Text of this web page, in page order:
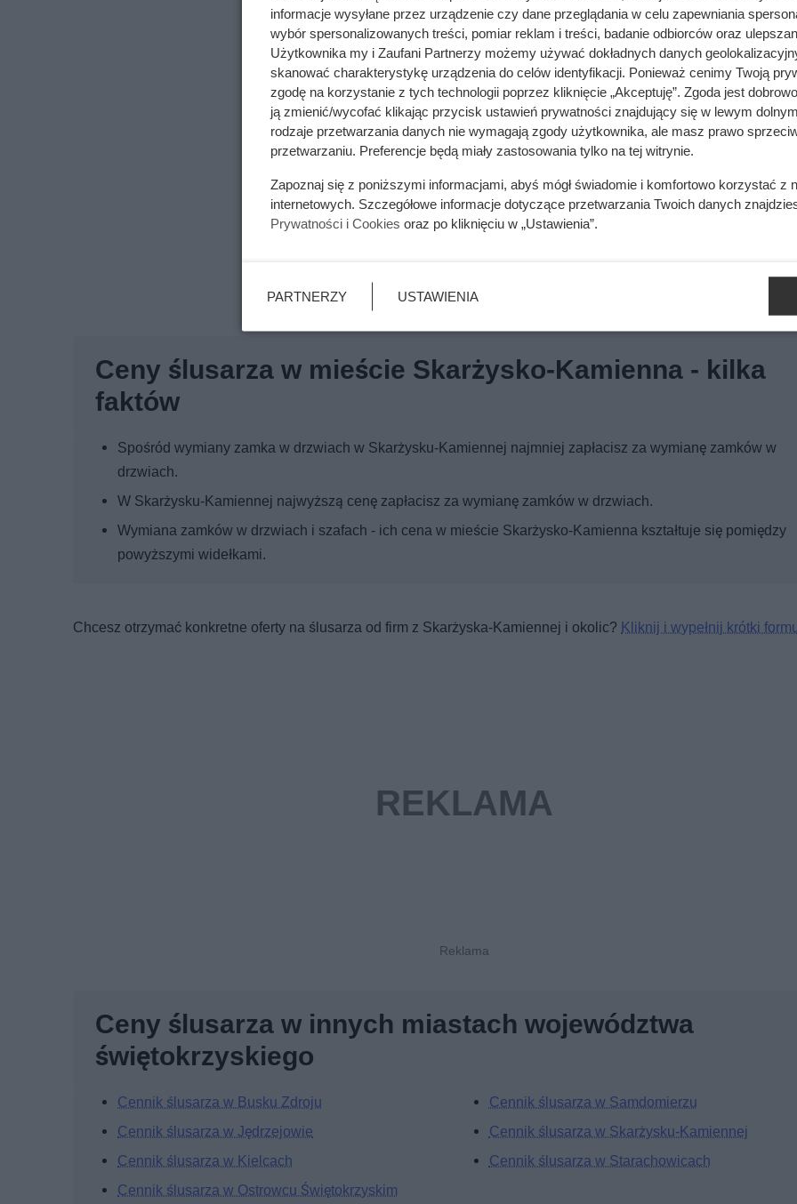
Ceny ślusarza w mieście Skarżysko-Kamienna - kilka
faktów
Spośród wymiany zamka w drzwiach w Skarżysku-Kamiennej najmniej zapłacisz za wymianę zamków w
drzwiach.
W Skarżysku-Kamiennej najwyższą cenę zapłacisz za wymianę zamków w drzwiach.
Wymiana zamków w drzwiach i szafach - ich cena w mieście Skarżysko-Kamienna kształtuje się pomiędzy
powyższymi widełkami.
Chcesz otrzymać konkretne oferty na ślusarza od firm z Skarżyska-Kamiennej i okolic? Kliknij i wypełnij krótki
Ceny ślusarza w innych miastach województwa
świętokrzyskiego
Cennik ślusarza w Busku Zdroju
Cennik ślusarza w Jędrzejowie
Cennik ślusarza w Kielcach
Cennik ślusarza w Ostrowcu Świętokrzyskim
Cennik ślusarza w Samdomierzu
Cennik ślusarza w Skarżysku-Kamiennej
Cennik ślusarza w Starachowicach
informacje wysyłane przez urządzenie czy dane przeglądania w celu zapewniania
wybór spersonalizowanych treści, pomiar reklam i treści, badanie odbiorców oraz
Użytkownika my i Zaufani Partnerzy możemy używać dokładnych danych
skanować charakterystykę urządzenia do celów identyfikacji. Ponieważ cenimy Twoją
zgodę na korzystanie z tych technologii poprzez kliknięcie „Akceptuję”. Zgoda jest
ją zmienić/wycofać klikając przycisk ustawień prywatności znajdujący się w lewym
rodzaje przetwarzania danych nie wymagają zgody użytkownika, ale masz prawo
przetwarzaniu. Preferencje będą miały zastosowania tylko na tej witrynie.
Zapoznaj się z poniższymi informacjami, abyś mógł świadomie i komfortowo korzystać z
internetowych. Szczegółowe informacje dotyczące przetwarzania Twoich danych
Prywatności i Cookies oraz po kliknięciu w „Ustawienia”.
PARTNERZY USTAWIENIA